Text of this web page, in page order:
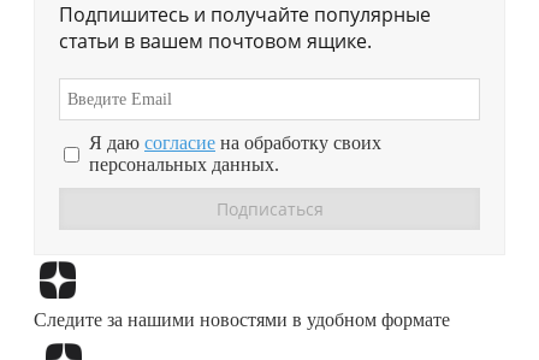
Подпишитесь и получайте популярные
статьи в вашем почтовом ящике.
Я даю согласие на обработку своих
персональных данных.
Следите за нашими новостями в удобном формате